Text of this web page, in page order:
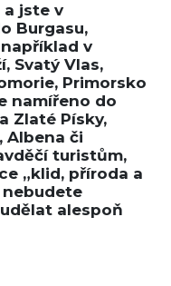
a jste v
Burgasu,
v
Svatý Vlas,
Primorsko
namířeno do
Zlaté Písky,
Albena či
turistům,
„klid, příroda a
nebudete
alespoň